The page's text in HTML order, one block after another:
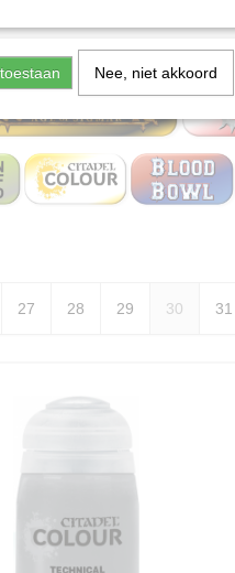
27 28 29 30 31
Nee, niet akkoord